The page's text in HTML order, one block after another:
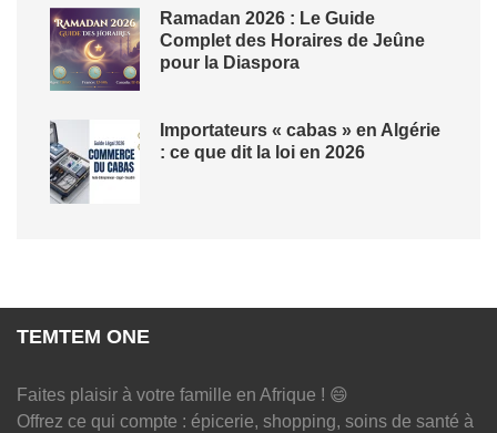
Ramadan 2026 : Le Guide
Complet des Horaires de Jeûne
pour la Diaspora
Importateurs « cabas » en Algérie
: ce que dit la loi en 2026
TEMTEM ONE
Faites plaisir à votre famille en Afrique ! 😄
Offrez ce qui compte : épicerie, shopping, soins de santé à